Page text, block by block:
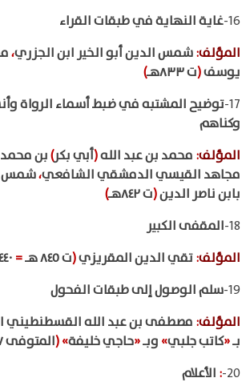
16- غاية النهاية في طبقات القراء
المؤلف:شمس الدين أبو الخير ابن الجزري،
يوسف(ت ٨٣٣هـ
)
17- توضيح المشتبه في ضبط أسماء الرواة
وكناهم
المؤلف: محمد بن عبد الله(أبي بكر)بن
مجاهد القيسي الدمشقي الشافعي،شمس
بابن ناصر الدين(ت ٨٤٢هـ
)
18- المقفى الكبير
المؤلف:تقي الدين المقريزي(ت ٨٤٥ هـ =
19- سلم الوصول إلى طبقات الفحول
المؤلف: مصطفى بن عبد الله القسطنطيني
بـ«كاتب جلبي» وبـ«حاجي خليفة»
(المتوفى ١٠٦٧ هـ
20-
: الأعلام